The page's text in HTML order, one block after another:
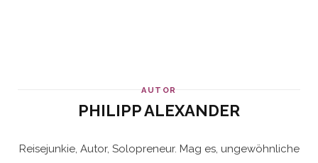
AUTOR
PHILIPP ALEXANDER
Reisejunkie, Autor, Solopreneur. Mag es, ungewöhnliche